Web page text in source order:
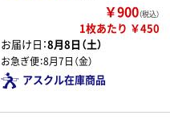
￥900（税込）
1枚あたり ￥450
お届け日：8月8日（土）
お急ぎ便：8月7日（金）
アスクル在庫商品